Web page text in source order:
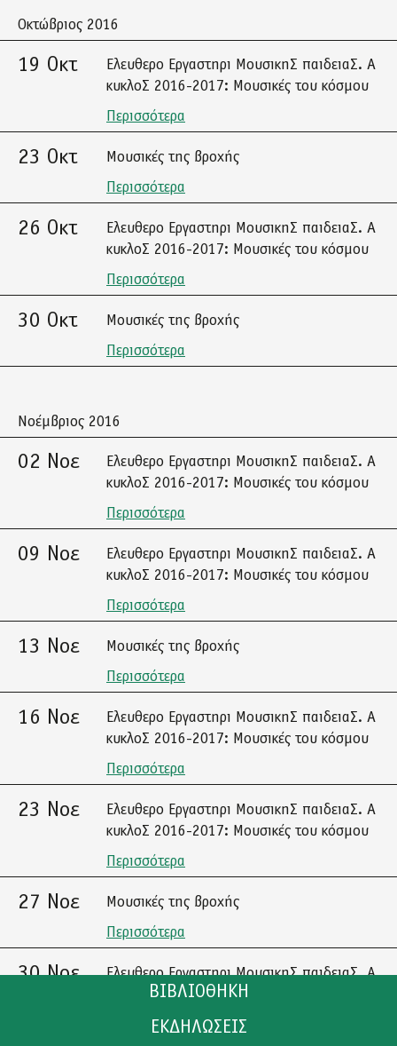
ΒΙΒΛΙΟΘΗΚΗ
ΚΑΤΑΛΟΓΟΣ
ΕΚΔΗΛΩΣΕΙΣ
Οκτώβριος 2016
19 Οκτ
Ελευθερο Εργαστηρι ΜουσικηΣ παιδειαΣ. Α
κυκλοΣ 2016-2017: Μουσικές του κόσμου
Περισσότερα
23 Οκτ
Μουσικές της βροχής
Περισσότερα
26 Οκτ
Ελευθερο Εργαστηρι ΜουσικηΣ παιδειαΣ. Α
κυκλοΣ 2016-2017: Μουσικές του κόσμου
Περισσότερα
30 Οκτ
Μουσικές της βροχής
Περισσότερα
Νοέμβριος 2016
02 Νοε
Ελευθερο Εργαστηρι ΜουσικηΣ παιδειαΣ. Α
κυκλοΣ 2016-2017: Μουσικές του κόσμου
Περισσότερα
09 Νοε
Ελευθερο Εργαστηρι ΜουσικηΣ παιδειαΣ. Α
κυκλοΣ 2016-2017: Μουσικές του κόσμου
Περισσότερα
13 Νοε
Μουσικές της βροχής
Περισσότερα
16 Νοε
Ελευθερο Εργαστηρι ΜουσικηΣ παιδειαΣ. Α
κυκλοΣ 2016-2017: Μουσικές του κόσμου
Περισσότερα
23 Νοε
Ελευθερο Εργαστηρι ΜουσικηΣ παιδειαΣ. Α
κυκλοΣ 2016-2017: Μουσικές του κόσμου
Περισσότερα
27 Νοε
Μουσικές της βροχής
Περισσότερα
30 Νοε
Ελευθερο Εργαστηρι ΜουσικηΣ παιδειαΣ. Α
κυκλοΣ 2016-2017: Μουσικές του κόσμου
Περισσότερα